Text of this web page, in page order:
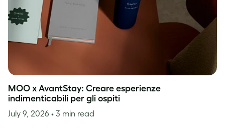
MOO x AvantStay: Creare esperienze
indimenticabili per gli ospiti
July 9, 2026 • 3 min read